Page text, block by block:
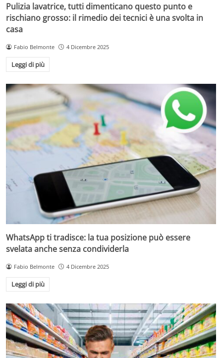
Pulizia lavatrice, tutti dimenticano questo punto e
rischiano grosso: il rimedio dei tecnici è una svolta in
casa
Fabio Belmonte 4 Dicembre 2025
Leggi di più
WhatsApp ti tradisce: la tua posizione può essere
svelata anche senza condividerla
Fabio Belmonte 4 Dicembre 2025
Leggi di più